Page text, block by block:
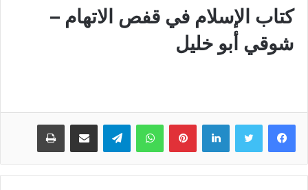
كتاب الإسلام في قفص الاتهام –
شوقي أبو خليل
لينكدإن بينتيريستواتساب تيلقرام مشاركة عبر البريد طباعة